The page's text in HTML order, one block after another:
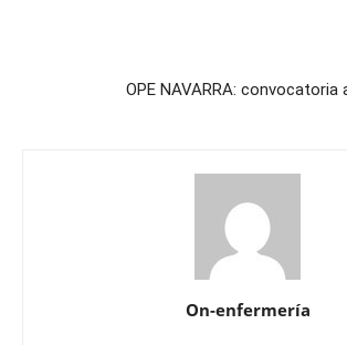
OPE NAVARRA:
On-enfermería